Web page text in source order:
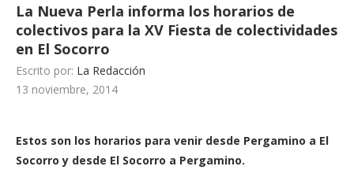
La Nueva Perla informa los horarios de
colectivos para la XV Fiesta de colectividades
en El Socorro
Escrito por: La Redacción
13 noviembre, 2014
Estos son los horarios para venir desde Pergamino a El
Socorro y desde El Socorro a Pergamino.